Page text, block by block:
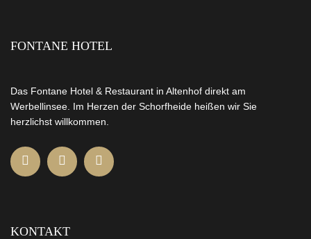
FONTANE HOTEL
Das Fontane Hotel & Restaurant in Altenhof direkt am
Werbellinsee. Im Herzen der Schorfheide heißen wir Sie
herzlichst willkommen.
KONTAKT